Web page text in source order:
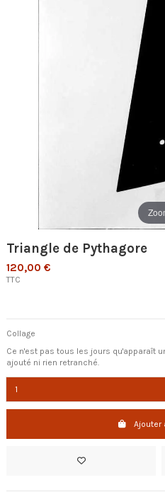
Triangle de Pythagore
120,00 €
TTC
Collage
Ce n'est pas tous les jours qu'apparaît
ajouté ni rien retranché.
Ajouter